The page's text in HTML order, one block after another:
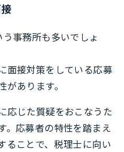
事務所も多いでしょ
面接対策をしている応募
あります。
応じた質疑をおこなうた
。応募者の特性を踏まえ
ることで、税理士に向い